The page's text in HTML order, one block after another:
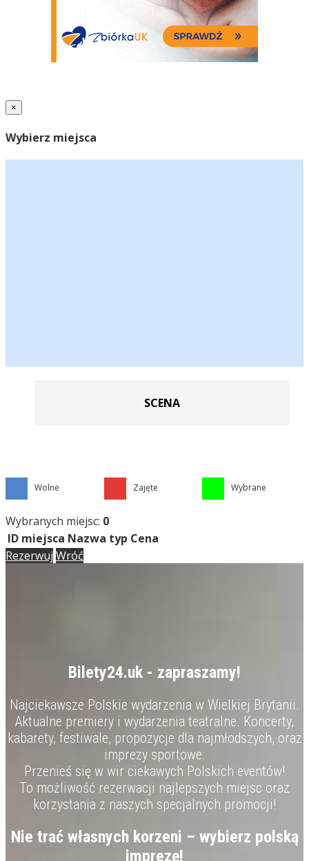
×
Wybierz miejsca
SCENA
Wolne Zajęte Wybrane
Wybranych miejsc: 0
ID miejsca Nazwa typ Cena
Rezerwuj Wróć
Bilety24.uk - zapraszamy!
Najciekawsze Polskie wydarzenia w Wielkiej Brytanii.
Aktualne premiery i wydarzenia teatralne. Koncerty,
kabarety, festiwale, propozycje dla najmłodszych, oraz
imprezy sportowe.
Przenieś się w wir ciekawych Polskich eventów!
To możliwość rezerwacji najlepszych miejsc oraz
korzystania z naszych specjalnych promocji!
Nie trać własnych korzeni – wybierz polską
imprezę!